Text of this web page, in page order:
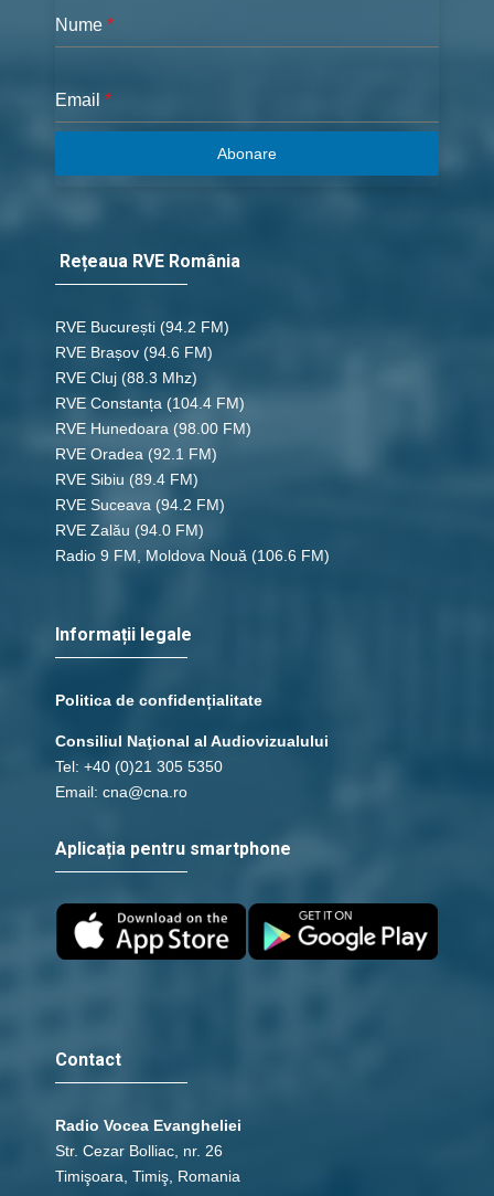
Nume *
Email *
Abonare
Rețeaua RVE România
RVE București (94.2 FM)
RVE Brașov (94.6 FM)
RVE Cluj (88.3 Mhz)
RVE Constanța (104.4 FM)
RVE Hunedoara (98.00 FM)
RVE Oradea (92.1 FM)
RVE Sibiu (89.4 FM)
RVE Suceava (94.2 FM)
RVE Zalău (94.0 FM)
Radio 9 FM, Moldova Nouă (106.6 FM)
Informații legale
Politica de confidențialitate
Consiliul Naţional al Audiovizualului
Tel: +40 (0)21 305 5350
Email: cna@cna.ro
Aplicația pentru smartphone
Contact
Radio Vocea Evangheliei
Str. Cezar Bolliac, nr. 26
Timişoara, Timiş, Romania